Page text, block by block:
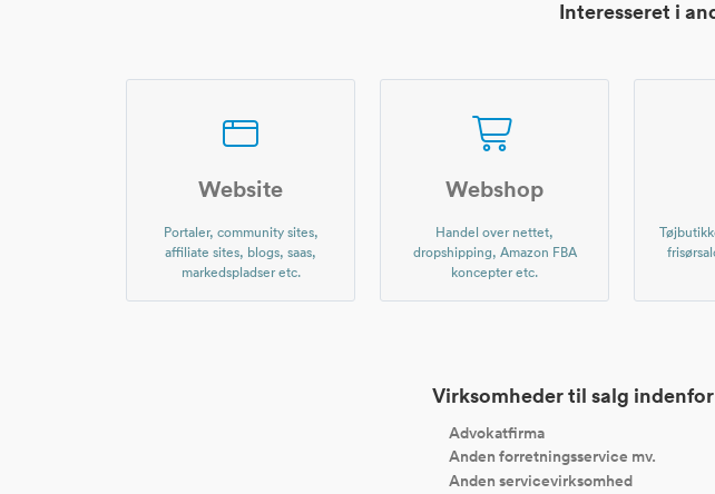
Interesseret i
Website
Portaler, community sites,
affiliate sites, blogs, saas,
markedspladser etc.
Webshop
Handel over nettet,
dropshipping, Amazon FBA
koncepter etc.
Virksomheder til salg indenfor
Advokatfirma
Anden forretningsservice mv.
Anden servicevirksomhed